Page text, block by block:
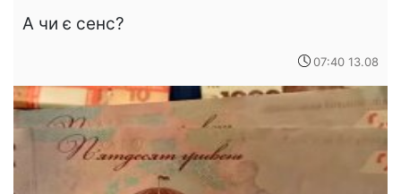
А чи є сенс?
07:40 13.08